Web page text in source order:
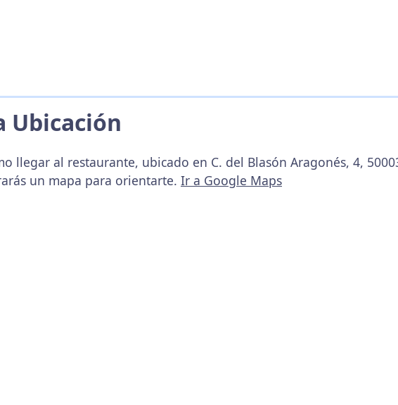
Ubicación
llegar al restaurante, ubicado en C. del Blasón Aragonés, 4,
un mapa para orientarte. Ir a Google Maps